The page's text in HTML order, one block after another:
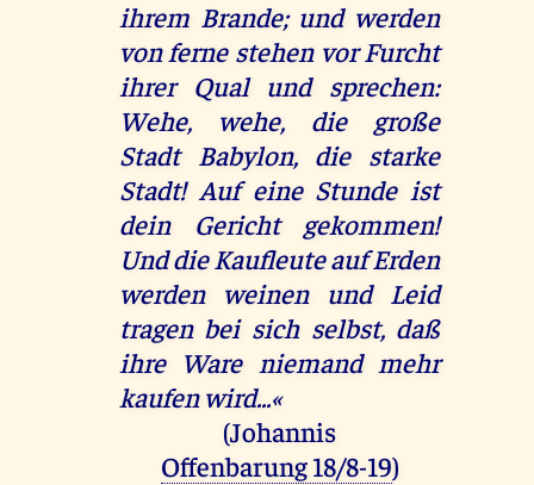
ihrem Brande; und werden
von ferne stehen vor Furcht
ihrer Qual und sprechen:
Wehe, wehe, die große
Stadt Babylon, die starke
Stadt! Auf eine Stunde ist
dein Gericht gekommen!
Und die Kaufleute auf Erden
werden weinen und Leid
tragen bei sich selbst, daß
ihre Ware niemand mehr
kaufen wird...«
(Johannis
Offenbarung 18/8-19)